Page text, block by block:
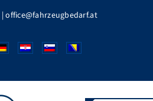
|office@fahrzeugbedarf.at